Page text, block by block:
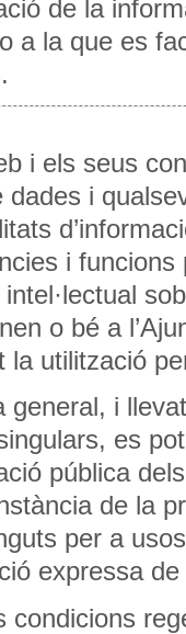
de la
a la que es
i els seus
dades i
i funcions
o bé a
la utilització
general, i
es
pública
de la
per a
expressa de
condicions